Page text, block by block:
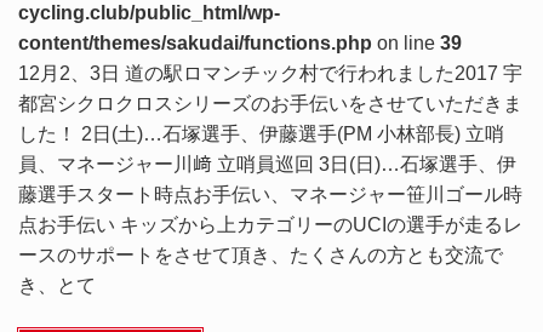
cycling.club/public_html/wp-
content/themes/sakudai/functions.php on line 39
12月2、3日 道の駅ロマンチック村で行われました2017 宇
都宮シクロクロスシリーズのお手伝いをさせていただきま
した！ 2日(土)…石塚選手、伊藤選手(PM 小林部長) 立哨
員、マネージャー川﨑 立哨員巡回 3日(日)…石塚選手、伊
藤選手スタート時点お手伝い、マネージャー笹川ゴール時
点お手伝い キッズから上カテゴリーのUCIの選手が走るレ
ースのサポートをさせて頂き、たくさんの方とも交流で
き、とて